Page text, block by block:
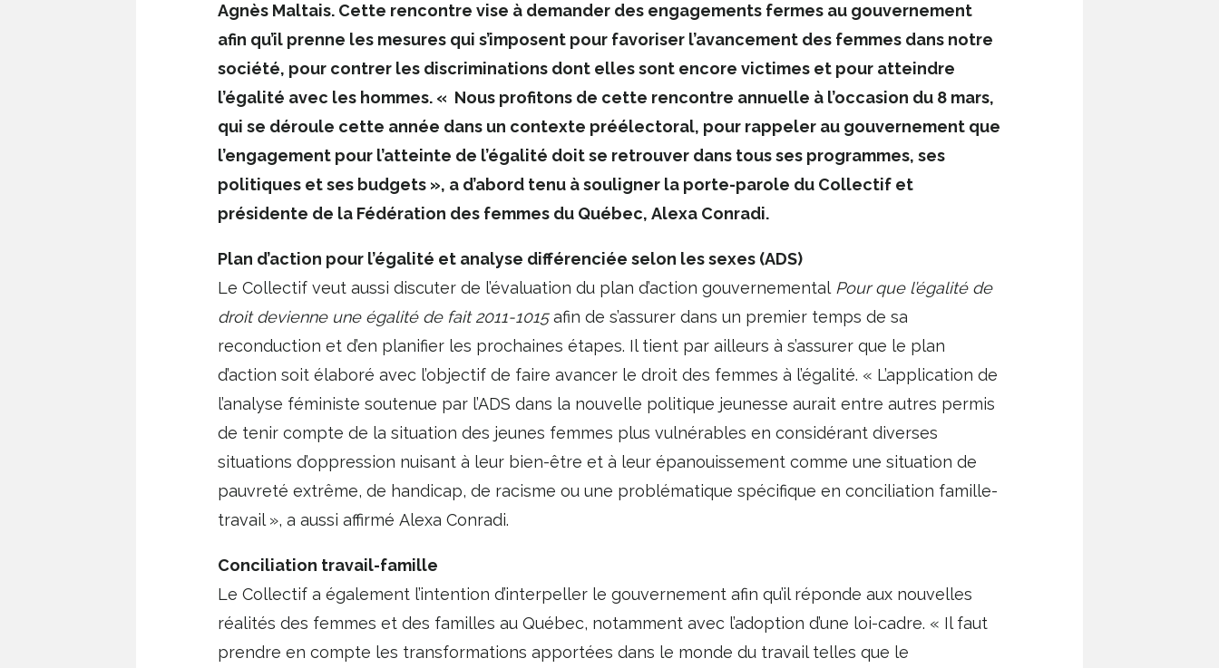
Agnès Maltais. Cette rencontre vise à demander des engagements fermes au gouvernement
afin qu’il prenne les mesures qui s’imposent pour favoriser l’avancement des femmes dans notre
société, pour contrer les discriminations dont elles sont encore victimes et pour atteindre
l’égalité avec les hommes. « Nous profitons de cette rencontre annuelle à l’occasion du 8 mars,
qui se déroule cette année dans un contexte préélectoral, pour rappeler au gouvernement que
l’engagement pour l’atteinte de l’égalité doit se retrouver dans tous ses programmes, ses
politiques et ses budgets », a d’abord tenu à souligner la porte-parole du Collectif et
présidente de la Fédération des femmes du Québec, Alexa Conradi.
Plan d’action pour l’égalité et analyse différenciée selon les sexes (ADS)
Le Collectif veut aussi discuter de l’évaluation du plan d’action gouvernemental Pour que l’égalité de
droit devienne une égalité de fait 2011-1015afin de s’assurer dans un premier temps de sa
reconduction et d’en planifier les prochaines étapes. Il tient par ailleurs à s’assurer que le plan
d’action soit élaboré avec l’objectif de faire avancer le droit des femmes à l’égalité. « L’application de
l’analyse féministe soutenue par l’ADS dans la nouvelle politique jeunesse aurait entre autres permis
de tenir compte de la situation des jeunes femmes plus vulnérables en considérant diverses
situations d’oppression nuisant à leur bien-être et à leur épanouissement comme une situation de
pauvreté extrême, de handicap, de racisme ou une problématique spécifique en conciliation famille-
travail », a aussi affirmé Alexa Conradi.
Conciliation travail-famille
Le Collectif a également l’intention d’interpeller le gouvernement afin qu’il réponde aux nouvelles
réalités des femmes et des familles au Québec, notamment avec l’adoption d’une loi-cadre. « Il faut
prendre en compte les transformations apportées dans le monde du travail telles que le